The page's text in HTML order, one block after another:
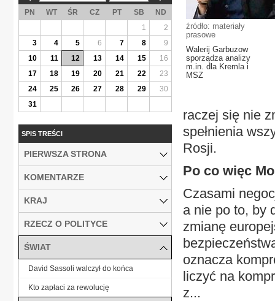
źródło: materiały
prasowe
Walerij Garbuzow
sporządza analizy
m.in. dla Kremla i
MSZ
raczej się nie
spełnienia
Rosji.
Po co więc
Czasami
a nie po to, by
zmianę
oznacza
liczyć na
z...
PN WT ŚR CZ PT SB
ND
1
2
3
4 5 6 7 8
9
10
11 12 13 14 15
16
17
18 19 20 21 22
23
24
25 26 27 28 29
30
31
SPIS TREŚCI
PIERWSZA STRONA
KOMENTARZE
KRAJ
RZECZ O POLITYCE
ŚWIAT
David Sassoli walczył do końca
Kto zapłaci za rewolucję